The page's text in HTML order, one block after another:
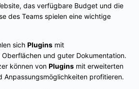
das verfügbare Budget und die
des Teams spielen eine wichtige
sichPlugins mit
und guter Dokumentation.
können vonPlugins mit erweiterten
Anpassungsmöglichkeiten profitieren.